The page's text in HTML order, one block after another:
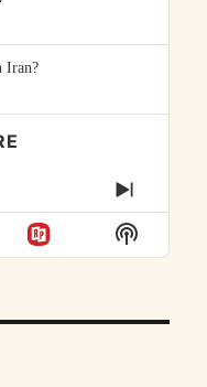
Iran?
NEXT
Show
Podcast